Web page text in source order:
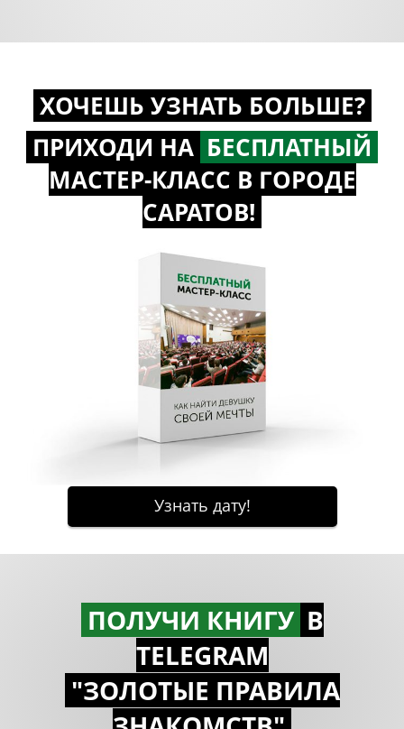
ХОЧЕШЬ УЗНАТЬ БОЛЬШЕ?
ПРИХОДИ НА БЕСПЛАТНЫЙ
МАСТЕР-КЛАСС В ГОРОДЕ
САРАТОВ!
ПОЛУЧИ КНИГУ В
TELEGRAM
"ЗОЛОТЫЕ ПРАВИЛА